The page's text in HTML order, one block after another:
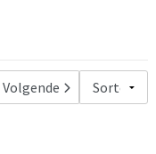
Volgende